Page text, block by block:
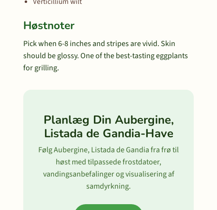
Høstnoter
Pick when 6-8 inches and stripes are vivid. Skin
should be glossy. One of the best-tasting eggplants
for grilling.
Planlæg Din Aubergine,
Listada de Gandia-Have
Følg Aubergine, Listada de Gandia fra frø til
høst med tilpassede frostdatoer,
vandingsanbefalinger og visualisering af
samdyrkning.